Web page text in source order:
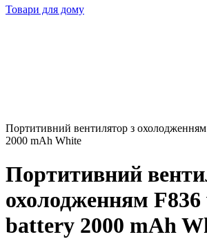
Товари для дому
Портитивний вентилятор з
2000 mAh White
Портитивний
охолодженням
battery 2000 mAh